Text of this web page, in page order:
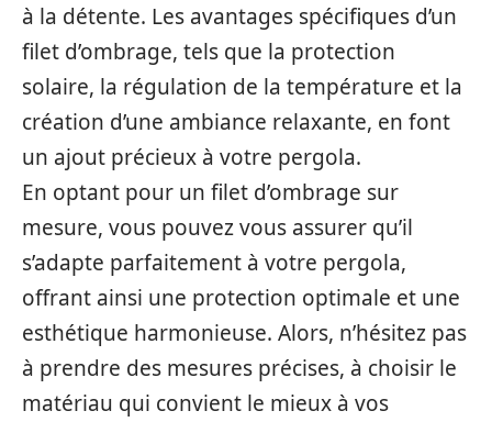
à la détente. Les avantages spécifiques d’un
filet d’ombrage, tels que la protection
solaire, la régulation de la température et la
création d’une ambiance relaxante, en font
un ajout précieux à votre pergola.
En optant pour un filet d’ombrage sur
mesure, vous pouvez vous assurer qu’il
s’adapte parfaitement à votre pergola,
offrant ainsi une protection optimale et une
esthétique harmonieuse. Alors, n’hésitez pas
à prendre des mesures précises, à choisir le
matériau qui convient le mieux à vos